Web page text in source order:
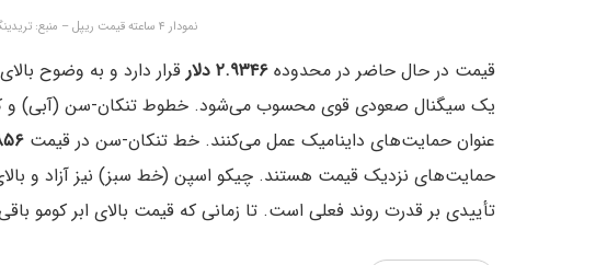
نمودار ۴ ساعته قیمت ریپل – منبع: تریدینگ ویو
قیمت در حال حاضر در محدوده ۲.۹۳۴۶ دلار
یک سیگنال صعودی قوی محسوب می‌شود. خطوط تنکان-سن (آبی) و
عنوان حمایت‌های داینامیک عمل می‌کنند. خط تنکان-سن در قیمت
تأییدی بر قدرت روند فعلی است. تا زمانی که قیمت بالای ابر کومو